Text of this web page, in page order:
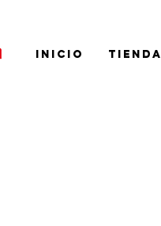
Inicio Tienda